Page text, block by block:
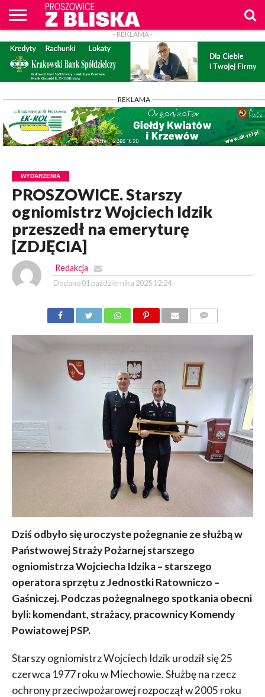
O
NAS
WIADOMOŚCI
ZAPYTAM
WPROST
CENNIK
REKLAM
PROSZOWICE
Z BLISKA
KONTAKT
- REKLAMA -
- REKLAMA -
WYDARZENIA
PROSZOWICE. Starszy
ogniomistrz Wojciech Idzik
przeszedł na emeryturę
[ZDJĘCIA]
Redakcja
Dodano 01 października 2025 12:24
Dziś odbyło się uroczyste pożegnanie ze służbą w
Państwowej Straży Pożarnej starszego
ogniomistrza Wojciecha Idzika – starszego
operatora sprzętu z Jednostki Ratowniczo –
Gaśniczej. Podczas pożegnalnego spotkania obecni
byli: komendant, strażacy, pracownicy Komendy
Powiatowej PSP.
Starszy ogniomistrz Wojciech Idzik urodził się 25
czerwca 1977 roku w Miechowie. Służbę na rzecz
ochrony przeciwpożarowej rozpoczął w 2005 roku